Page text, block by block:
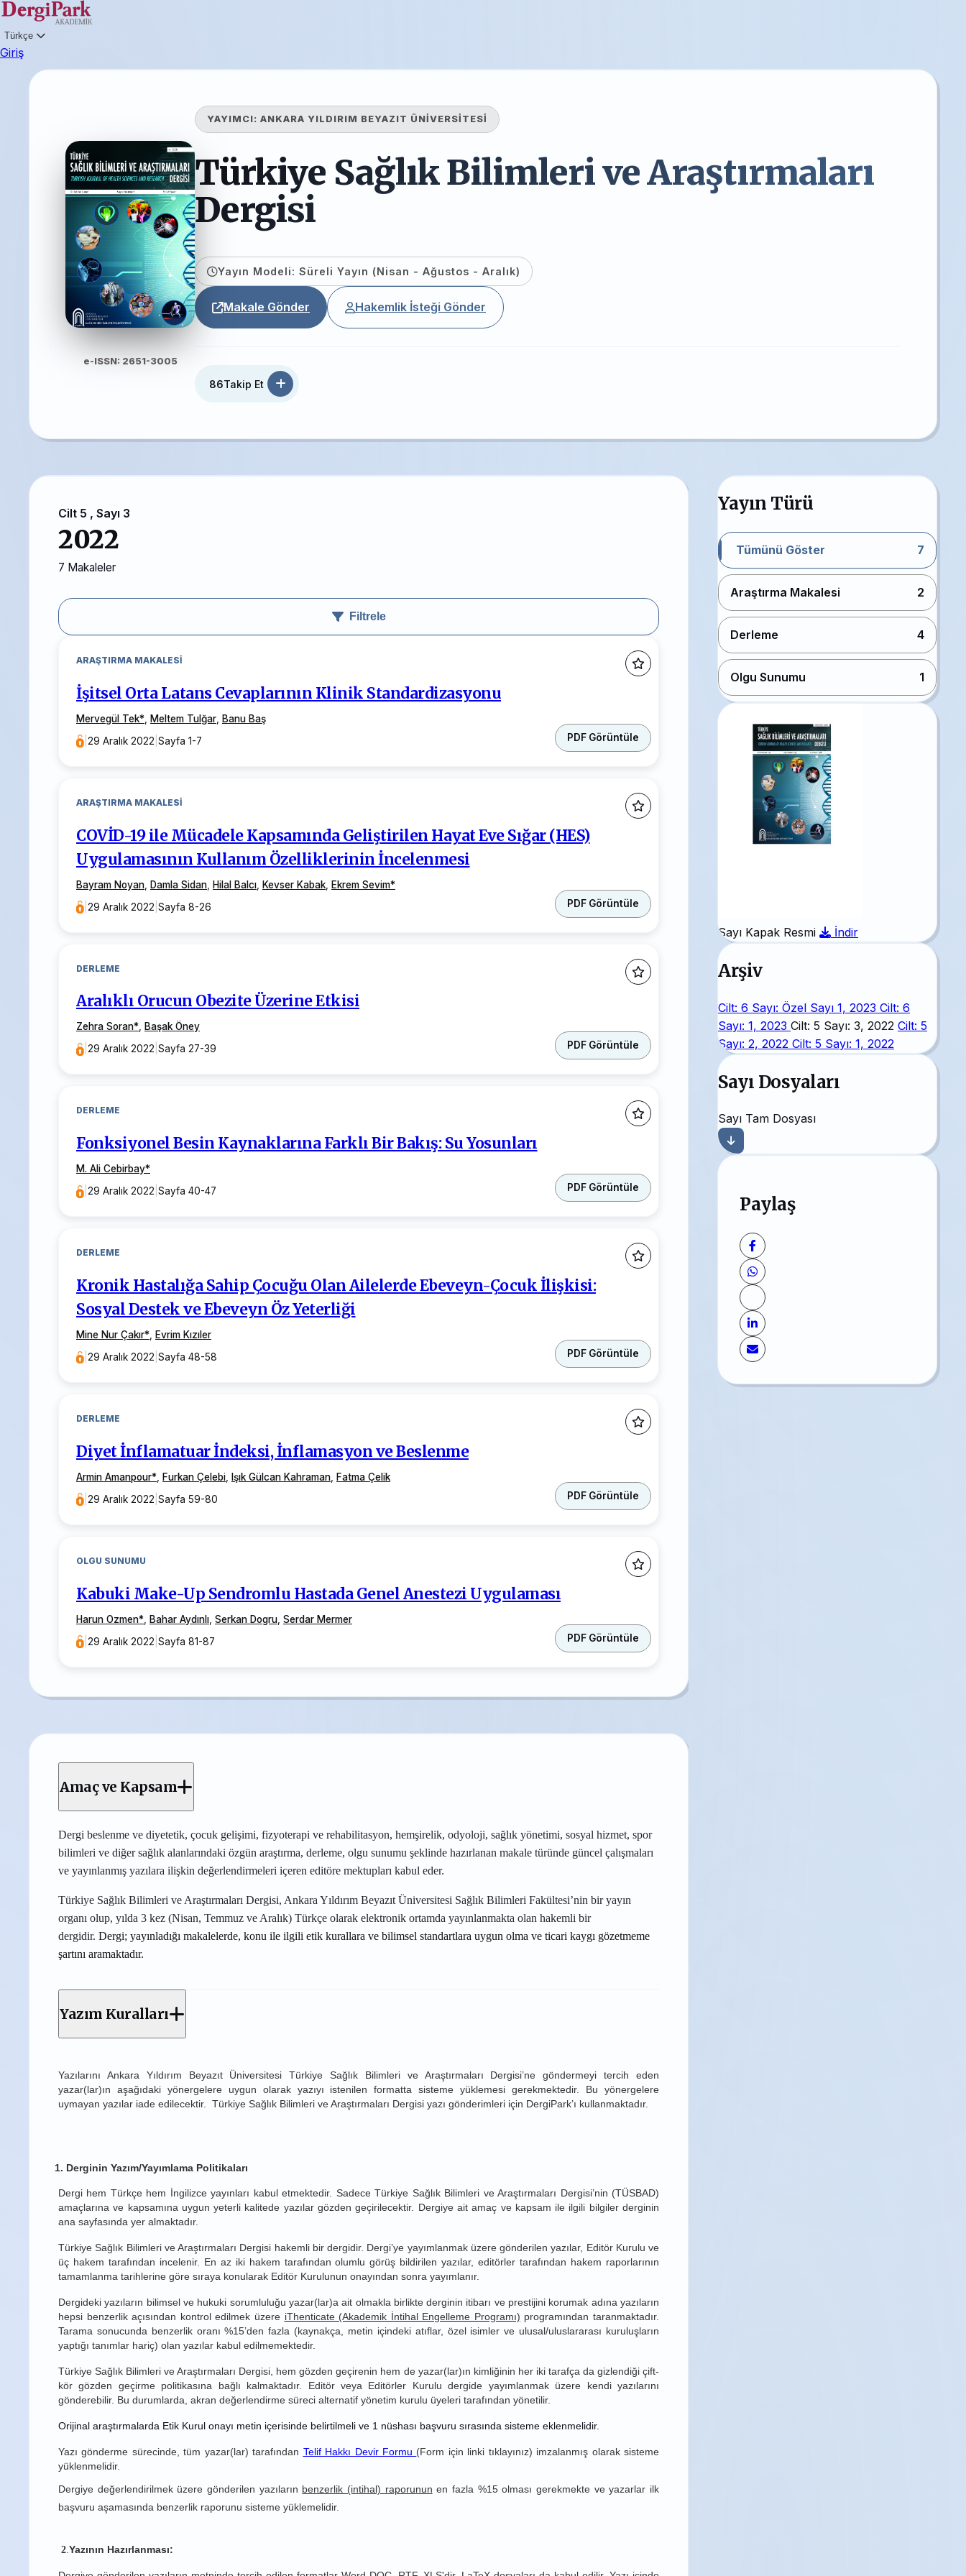
Türkçe
Giriş
e-ISSN: 2651-3005
YAYIMCI: ANKARA YILDIRIM BEYAZIT ÜNİVERSİTESİ
Türkiye Sağlık Bilimleri ve Araştırmaları
Dergisi
Yayın Modeli: Süreli Yayın (Nisan - Ağustos - Aralık)
Makale Gönder Hakemlik İsteği Gönder
86Takip Et
Cilt 5 , Sayı 3
2022
7 Makaleler
Filtrele
ARAŞTIRMA MAKALESI
İşitsel Orta Latans Cevaplarının Klinik Standardizasyonu
Mervegül Tek* Meltem Tulğar
Banu Baş
29 Aralık 2022 |Sayfa 1-7 PDF Görüntüle
ARAŞTIRMA MAKALESI
COVİD-19 ile Mücadele Kapsamında Geliştirilen Hayat Eve Sığar (HES)
Uygulamasının Kullanım Özelliklerinin İncelenmesi
Bayram Noyan Damla Sidan Hilal Balcı Kevser Kabak Ekrem Sevim*
29 Aralık 2022 |Sayfa 8-26 PDF Görüntüle
DERLEME
Aralıklı Orucun Obezite Üzerine Etkisi
Zehra Soran*, Başak Öney
|29 Aralık 2022 |Sayfa 27-39 PDF Görüntüle
DERLEME
Fonksiyonel Besin Kaynaklarına Farklı Bir Bakış: Su Yosunları
M. Ali Cebirbay*
29 Aralık 2022 |Sayfa 40-47 PDF Görüntüle
DERLEME
Kronik Hastalığa Sahip Çocuğu Olan Ailelerde Ebeveyn-Çocuk İlişkisi:
Sosyal Destek ve Ebeveyn Öz Yeterliği
Mine Nur Çakır*
Evrim Kızıler
29 Aralık 2022 |Sayfa 48-58 PDF Görüntüle
DERLEME
Diyet İnflamatuar İndeksi, İnflamasyon ve Beslenme
Armin Amanpour* Furkan Çelebi Işık Gülcan Kahraman
Fatma Çelik
29 Aralık 2022 |Sayfa 59-80 PDF Görüntüle
OLGU SUNUMU
Kabuki Make-Up Sendromlu Hastada Genel Anestezi Uygulaması
Harun Ozmen* Bahar Aydınlı Serkan Dogru Serdar Mermer
29 Aralık 2022 |Sayfa 81-87 PDF Görüntüle
Amaç ve Kapsam
Dergi beslenme ve diyetetik, çocuk gelişimi, fizyoterapi ve rehabilitasyon, hemşirelik, odyoloji, sağlık yönetimi, sosyal hizmet, spor
bilimleri ve diğersağlık alanlarındaki özgün araştırma, derleme, olgu sunumu şeklinde hazırlanan makale türünde güncel çalışmaları
ve yayınlanmış yazılara ilişkin değerlendirmeleri içeren editöre mektupları kabul eder.
Türkiye Sağlık Bilimleri ve Araştırmaları Dergisi, Ankara Yıldırım Beyazıt Üniversitesi Sağlık Bilimleri Fakültesi’nin bir yayın
organı olup, yılda 3 kez (Nisan, Temmuz ve Aralık) Türkçe olarak elektronik ortamda yayınlanmakta olan hakemli bir
dergidir. Dergi; yayınladığı makalelerde, konu ile ilgili etik kurallara ve bilimsel standartlara uygun olma ve ticari kaygı gözetmeme
şartını aramaktadır.
Yazım Kuralları
Yazılarını Ankara Yıldırım Beyazıt Üniversitesi Türkiye Sağlık Bilimleri ve Araştırmaları Dergisi’ne göndermeyi tercih eden
yazar(lar)ın aşağıdaki yönergelere uygun olarak yazıyı istenilen formatta sisteme yüklemesi gerekmektedir. Bu yönergelere
uymayan yazılar iade edilecektir. Türkiye Sağlık Bilimleri ve Araştırmaları Dergisi yazı gönderimleri için DergiPark’ı kullanmaktadır.
1. Derginin Yazım/Yayımlama Politikaları
Dergi hem Türkçe hem İngilizce yayınları kabul etmektedir. Sadece Türkiye Sağlık Bilimleri ve Araştırmaları Dergisi’nin (TÜSBAD)
amaçlarına ve kapsamına uygun yeterli kalitede yazılar gözden geçirilecektir. Dergiye ait amaç ve kapsam ile ilgili bilgiler derginin
ana sayfasında yer almaktadır.
Türkiye Sağlık Bilimleri ve Araştırmaları Dergisi hakemli bir dergidir. Dergi’ye yayımlanmak üzere gönderilen yazılar, Editör Kurulu ve
üç hakem tarafından incelenir. En az iki hakem tarafından olumlu görüş bildirilen yazılar, editörler tarafından hakem raporlarının
tamamlanma tarihlerine göre sıraya konularak Editör Kurulunun onayından sonra yayımlanır.
Dergideki yazıların bilimsel ve hukuki sorumluluğu yazar(lar)a ait olmakla birlikte derginin itibarı ve prestijini korumak adına yazıların
hepsi benzerlik açısından kontrol edilmek üzere iThenticate (Akademik İntihal Engelleme Programı) programından taranmaktadır.
Tarama sonucunda benzerlik oranı %15’den fazla (kaynakça, metin içindeki atıflar, özel isimler ve ulusal/uluslararası kuruluşların
yaptığı tanımlar hariç) olan yazılar kabul edilmemektedir.
Türkiye Sağlık Bilimleri ve Araştırmaları Dergisi, hem gözden geçirenin hem de yazar(lar)ın kimliğinin her iki tarafça da gizlendiği çift-
kör gözden geçirme politikasına bağlı kalmaktadır. Editör veya Editörler Kurulu dergide yayımlanmak üzere kendi yazılarını
gönderebilir. Bu durumlarda, akran değerlendirme süreci alternatif yönetim kurulu üyeleri tarafından yönetilir.
Orijinal araştırmalarda Etik Kurul onayı metin içerisinde belirtilmeli ve 1 nüshası başvuru sırasında sisteme eklenmelidir.
Yazı gönderme sürecinde, tüm yazar(lar) tarafından Telif Hakkı Devir Formu (Form için linki tıklayınız) imzalanmış olarak sisteme
yüklenmelidir.
Dergiye değerlendirilmek üzere gönderilen yazıların benzerlik (intihal) raporunun en fazla %15 olması gerekmekte ve yazarlar ilk
başvuru aşamasında benzerlik raporunu sisteme yüklemelidir.
2 Yazının Hazırlanması:
Yayın Türü
Tümünü Göster 7
Araştırma Makalesi 2
Derleme 4
Olgu Sunumu 1
Sayı Kapak Resmi İndir
Arşiv
Cilt: 6 Sayı: Özel Sayı 1, 2023 Cilt: 6
Sayı: 1, 2023 Cilt: 5 Sayı: 3, 2022 Cilt: 5
Sayı: 2, 2022 Cilt: 5 Sayı: 1, 2022
Sayı Dosyaları
Sayı Tam Dosyası
Paylaş